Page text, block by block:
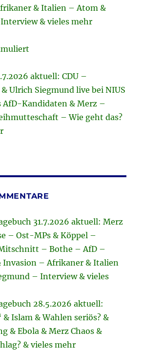
& Italien – Atom &
& vieles mehr
aktuell: CDU –
Ulrich Siegmund live bei NIUS
AfD-Kandidaten & Merz –
– Wie geht das?
31.7.2026 aktuell: Merz
– Ost-MPs & Köppel –
– Bothe – AfD –
Invasion – Afrikaner & Italien
– Interview & vieles
28.5.2026 aktuell:
Islam & Wahlen seriös? &
& Ebola & Merz Chaos &
& vieles mehr